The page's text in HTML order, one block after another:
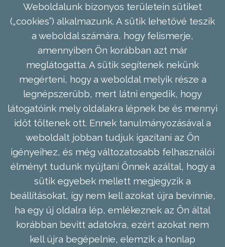
Weboldalunk bizonyos területein sütiket
(„cookies”) alkalmazunk. A sütik lehetővé teszik
a weboldal számára, hogy felismerje,
amennyiben Ön korábban azt már
meglátogatta. A sütik segítenek nekünk
megérteni, hogy a weboldal melyik része a
legnépszerűbb, mert látni engedik, hogy
látogatóink mely oldalakra lépnek be és mennyi
időt töltenek ott. Ennek tanulmányozásával a
weboldalt jobban tudjuk igazítani az Ön
igényeihez, és még változatosabb felhasználói
élményt tudunk nyújtani Önnek azáltal, hogy a
sütik egyebek mellett megjegyzik a
beállításokat, így nem kell azokat újra bevinnie,
ha egy új oldalra lép, emlékeznek az Ön által
korábban bevitt adatokra, ezért azokat nem
kell újra begépelnie, elemzik a honlap